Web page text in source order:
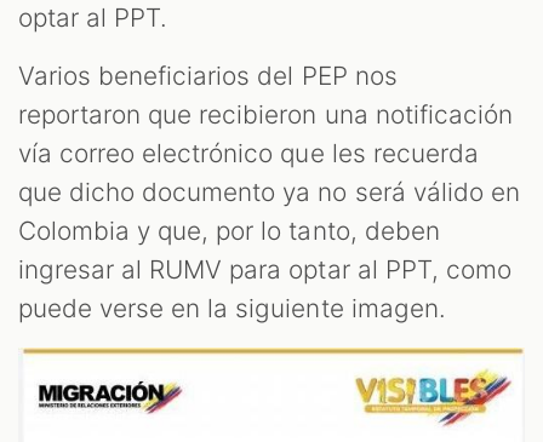
optar al PPT.
Varios beneficiarios del PEP nos
reportaron que recibieron una notificación
vía correo electrónico que les recuerda
que dicho documento ya no será válido en
Colombia y que, por lo tanto, deben
ingresar al RUMV para optar al PPT, como
puede verse en la siguiente imagen.